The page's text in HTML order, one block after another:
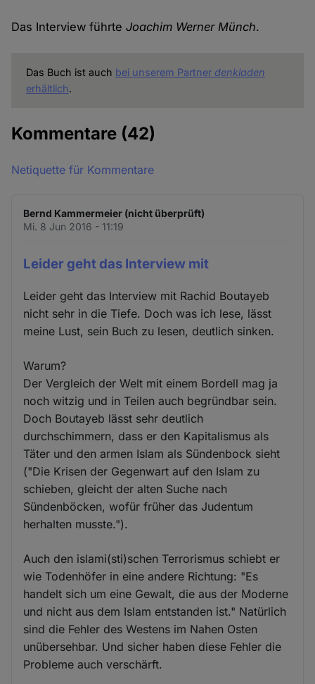
Das Interview führteJoachim Werner Münch.
Das Buch ist auch bei unserem Partner denkladen
erhältlich.
Kommentare (42)
Netiquette für Kommentare
Bernd Kammermeier (nicht überprüft)
Mi. 8 Jun 2016 - 11:19
Leider geht das Interview mit
Leider geht das Interview mit Rachid Boutayeb
nicht sehr in die Tiefe. Doch was ich lese, lässt
meine Lust, sein Buch zu lesen, deutlich sinken.
Warum?
Der Vergleich der Welt mit einem Bordell mag ja
noch witzig und in Teilen auch begründbar sein.
Doch Boutayeb lässt sehr deutlich
durchschimmern, dass er den Kapitalismus als
Täter und den armen Islam als Sündenbock sieht
("Die Krisen der Gegenwart auf den Islam zu
schieben, gleicht der alten Suche nach
Sündenböcken, wofür früher das Judentum
herhalten musste.").
Auch den islami(sti)schen Terrorismus schiebt er
wie Todenhöfer in eine andere Richtung: "Es
handelt sich um eine Gewalt, die aus der Moderne
und nicht aus dem Islam entstanden ist." Natürlich
sind die Fehler des Westens im Nahen Osten
unübersehbar. Und sicher haben diese Fehler die
Probleme auch verschärft.